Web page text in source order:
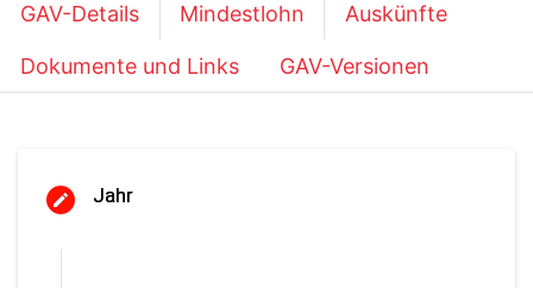
GAV-Details Mindestlohn Auskünfte
Dokumente und Links GAV-Versionen
Jahr